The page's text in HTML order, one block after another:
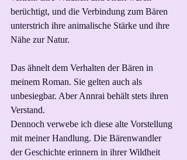
berüchtigt, und die Verbindung zum Bären
unterstrich ihre animalische Stärke und ihre
Nähe zur Natur.
Das ähnelt dem Verhalten der Bären in
meinem Roman. Sie gelten auch als
unbesiegbar. Aber Annrai behält stets ihren
Verstand.
Dennoch verwebe ich diese alte Vorstellung
mit meiner Handlung. Die Bärenwandler
der Geschichte erinnern in ihrer Wildheit